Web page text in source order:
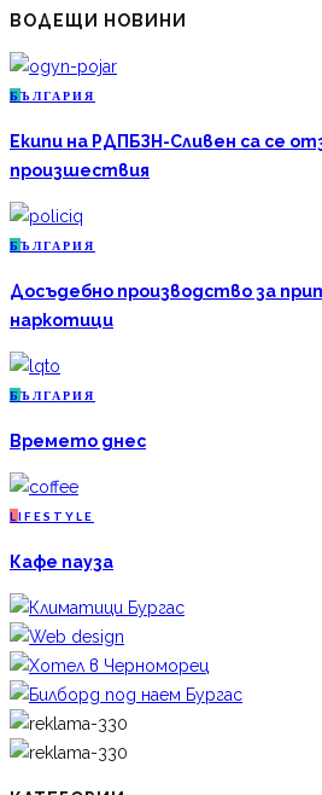
ВОДЕЩИ НОВИНИ
Б ЪЛГАРИЯ
Екипи на РДПБЗН-Сливен са се
произшествия
Б ЪЛГАРИЯ
Досъдебно производство за
наркотици
Б ЪЛГАРИЯ
Времето днес
L IFESTYLE
Кафе пауза